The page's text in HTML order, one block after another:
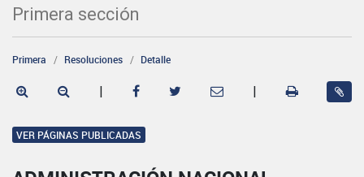
Primera sección
Primera Resoluciones Detalle
| |
VER PÁGINAS PUBLICADAS